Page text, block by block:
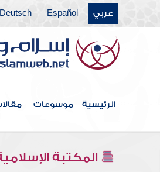
عربي Español
Deutsch
الرئيسية موسوعات
المكتبة
فهرس الكتاب
كتاب الإيمان
كتاب الغسل